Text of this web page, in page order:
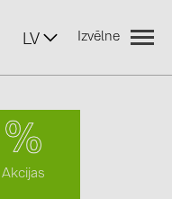
LV Izvēlne
Akcijas